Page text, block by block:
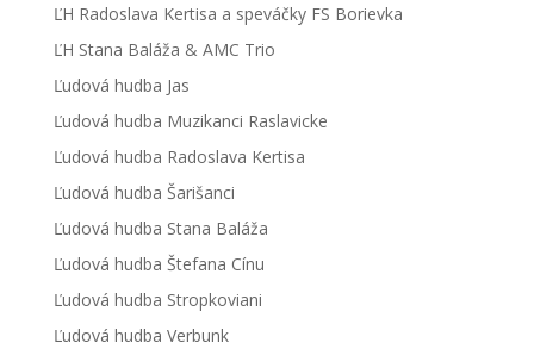
ĽH Radoslava Kertisa a speváčky FS Borievka
ĽH Stana Baláža & AMC Trio
Ľudová hudba Jas
Ľudová hudba Muzikanci Raslavicke
Ľudová hudba Radoslava Kertisa
Ľudová hudba Šarišanci
Ľudová hudba Stana Baláža
Ľudová hudba Štefana Cínu
Ľudová hudba Stropkoviani
Ľudová hudba Verbunk